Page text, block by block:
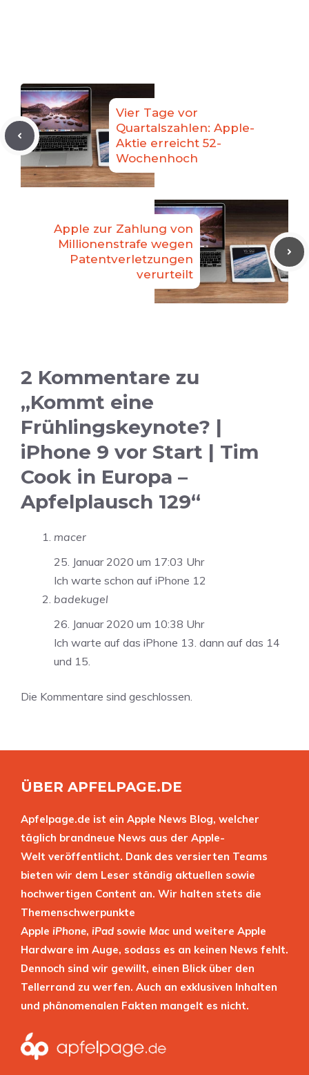
Vier Tage vor
Quartalszahlen: Apple-
Aktie erreicht 52-
Wochenhoch
Apple zur Zahlung von
Millionenstrafe wegen
Patentverletzungen
verurteilt
2 Kommentare zu
„Kommt eine
Frühlingskeynote? |
iPhone 9 vor Start | Tim
Cook in Europa –
Apfelplausch 129“
macer
25. Januar 2020 um 17:03 Uhr
Ich warte schon auf iPhone 12
badekugel
26. Januar 2020 um 10:38 Uhr
Ich warte auf das iPhone 13. dann auf das 14
und 15.
Die Kommentare sind geschlossen.
ÜBER APFELPAGE.DE
Apfelpage.de ist ein Apple News Blog, welcher
täglich brandneue News aus der Apple-
Welt veröffentlicht. Dank des versierten Teams
bieten wir dem Leser ständig aktuellen sowie
hochwertigen Content an. Wir halten stets die
Themenschwerpunkte
Apple iPhone, iPad sowie Mac und weitere Apple
Hardware im Auge, sodass es an keinen News fehlt.
Dennoch sind wir gewillt, einen Blick über den
Tellerrand zu werfen. Auch an exklusiven Inhalten
und phänomenalen Fakten mangelt es nicht.